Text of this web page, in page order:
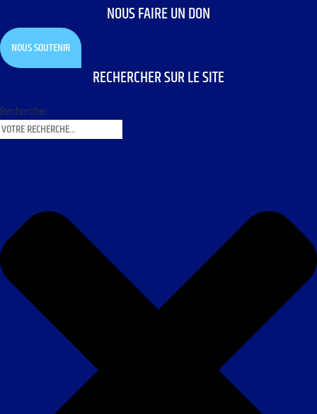
NOUS FAIRE UN DON
NOUS SOUTENIR
RECHERCHER SUR LE SITE
Rechercher